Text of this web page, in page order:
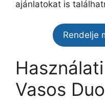
ajánlatokat is
Rendelje
Vasos Duo